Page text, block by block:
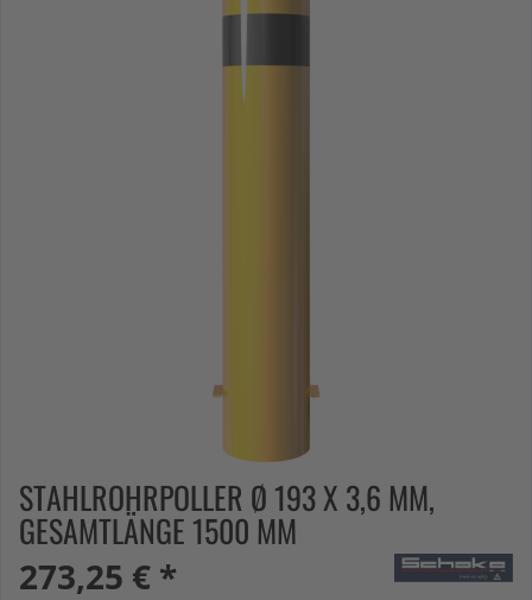
STAHLROHRPOLLER Ø 193 X 3,6 MM,
GESAMTLÄNGE 1500 MM
273,25 € *